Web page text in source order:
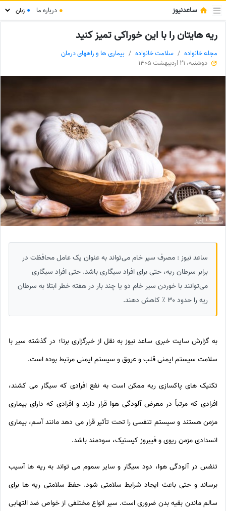
ساعدنیوز ● درباره ما ●
ریه هایتان را با این خوراکی تمیز کنید
مجله خانواده سلامت خانواده
بیماری ها و راههای درمان
دوشنبه، 21 اردیبهشت 1405
ساعد نیوز : مصرف سیر خام می‌تواند به عنوان یک عامل محافظت در
برابر سرطان ریه، حتی برای افراد سیگاری باشد. حتی افراد سیگاری
می‌توانند با خوردن سیر خام دو یا چند بار در هفته خطر ابتلا به سرطان
ریه را حدود ۳۰ ٪ کاهش دهند.
به گزارش سایت خبری ساعد نیوز به نقل از خبرگزاری برنا؛ در گذشته سیر با
سلامت سیستم ایمنی قلب و عروق و سیستم ایمنی مرتبط بوده است.
تکنیک های پاکسازی ریه ممکن است به نفع افرادی که سیگار می کشند،
افرادی که مرتباً در معرض آلودگی هوا قرار دارند و افرادی که دارای بیماری
مزمن هستند و سیستم تنفسی را تحت تأثیر قرار می دهد مانند آسم، بیماری
انسدادی مزمن ریوی و فیبروز کیستیک، سودمند باشد.
تنفس در آلودگی هوا، دود سیگار و سایر سموم می تواند به ریه ها آسیب
برساند و حتی باعث ایجاد شرایط سلامتی شود. حفظ سلامتی ریه ها برای
سالم ماندن بقیه بدن ضروری است. سیر انواع مختلفی از خواص ضد التهابی